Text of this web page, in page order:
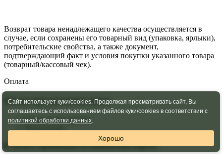
Возврат товара ненадлежащего качества осуществляется в
случае, если сохранены его товарный вид (упаковка, ярлыки),
потребительские свойства, а также документ,
подтверждающий факт и условия покупки указанного товара
(товарный/кассовый чек).
Оплата
Оплата при получении заказа
Банковской картой
Наличными.
К оплате принимаются банковские карты:
Сайт использует куки/cookies. Продолжая просматривать сайт, Вы
соглашаетесь с использованием файлов куки/cookies в соответствии с
политикой обработки данных.
Хорошо